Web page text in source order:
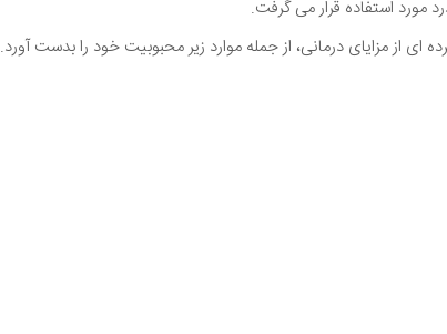
مورد استفاده قرار می گرفت.
از مزایای درمانی، از جمله موارد زیر محبوبیت خود را بدست آورد.